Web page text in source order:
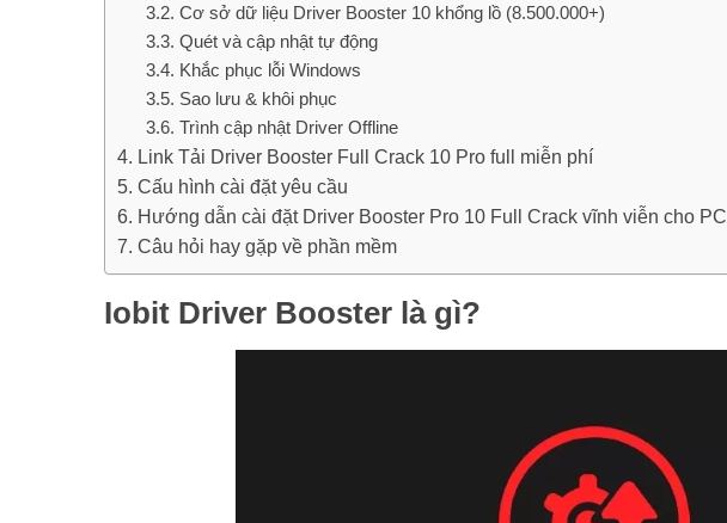
Cơ sở dữ liệu Driver Booster 10 khổng lồ (8.500.000+)
Quét và cập nhật tự động
Khắc phục lỗi Windows
Sao lưu & khôi phục
Trình cập nhật Driver Offline
Link Tải Driver Booster Full Crack 10 Pro full miễn phí
Cấu hình cài đặt yêu cầu
Hướng dẫn cài đặt Driver Booster Pro 10 Full Crack vĩnh viễn cho PC
Câu hỏi hay gặp về phần mềm
Iobit Driver Booster là gì?